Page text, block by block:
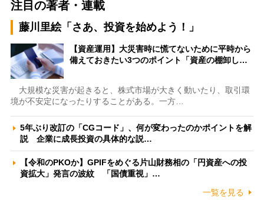
注目の著者・連載
藤川里絵「さあ、投資を始めよう！」
【資産運用】大災害時に慌てないために平時から
備えておきたい3つのポイント「資産の棚卸し…
大規模な災害が起きると、株式市場が大きく動いたり、取引環
境が不安定になったりすることがある。一方…
5年ぶり改訂の「CGコード」、何が変わったのかポイントを解
説 企業に成長投資の具体的な説…
【令和のPKOか】GPIFをめぐる片山財務相の「円資産への投
資拡大」発言の波紋 「国債重視」…
一覧を見る